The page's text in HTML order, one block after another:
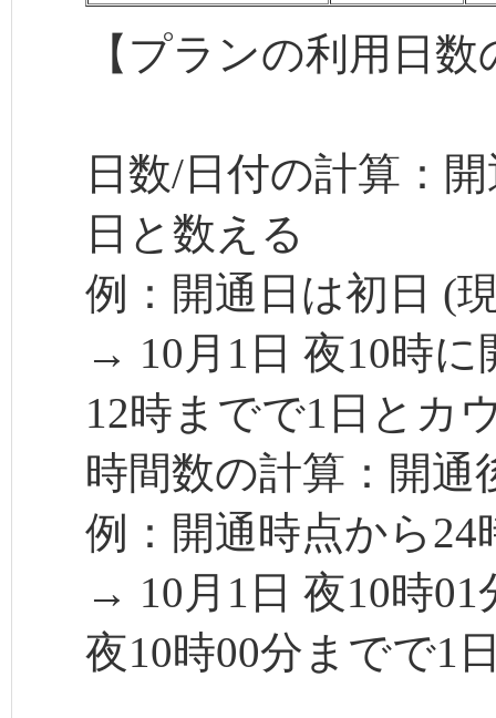
【プランの利用日
日数/日付の計算：
日と数える
例：開通日は初日 (
→ 10月1日 夜10時に
12時までで1日とカ
時間数の計算：開通
例：開通時点から24
→ 10月1日 夜10時
夜10時00分までで1